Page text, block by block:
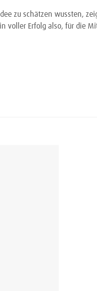
zu schätzen wussten,
voller Erfolg also, für die